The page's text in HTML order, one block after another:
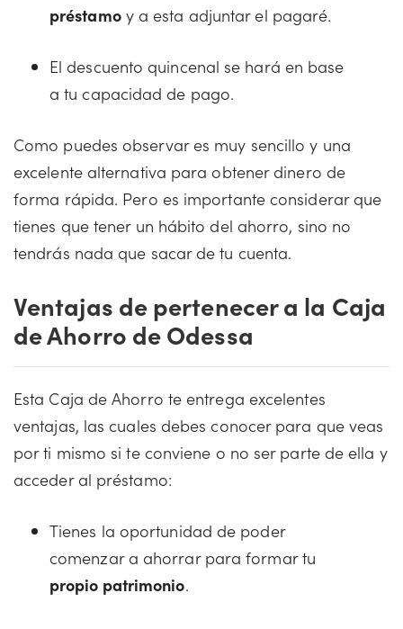
préstamoy a esta adjuntar el pagaré.
El descuento quincenal se hará en base
a tu capacidad de pago.
Como puedes observar es muy sencillo y una
excelente alternativa para obtener dinero de
forma rápida. Pero es importante considerar que
tienes que tener un hábito del ahorro, sino no
tendrás nada que sacar de tu cuenta.
Ventajas de pertenecer a la Caja
de Ahorro de Odessa
Esta Caja de Ahorro te entrega excelentes
ventajas, las cuales debes conocer para que veas
por ti mismo si te conviene o no ser parte de ella y
acceder al préstamo:
Tienes la oportunidad de poder
comenzar a ahorrar para formar tu
propio patrimonio.